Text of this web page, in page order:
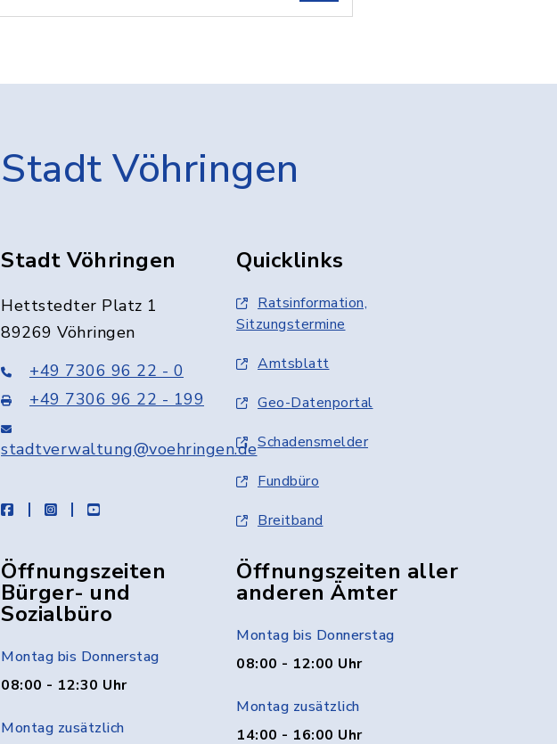
Stadt Vöhringen
Stadt Vöhringen
Hettstedter Platz 1
89269 Vöhringen
+49 7306 96 22 - 0
+49 7306 96 22 - 199
stadtverwaltung@voehringen.de
facebookinstagramyoutube
Quicklinks
Ratsinformation,
Sitzungstermine
Amtsblatt
Geo-Datenportal
Schadensmelder
Fundbüro
Breitband
Öffnungszeiten
Bürger- und
Sozialbüro
Montag bis Donnerstag
08:00 - 12:30 Uhr
Montag zusätzlich
Öffnungszeiten aller
anderen Ämter
Montag bis Donnerstag
08:00 - 12:00 Uhr
Montag zusätzlich
14:00 - 16:00 Uhr